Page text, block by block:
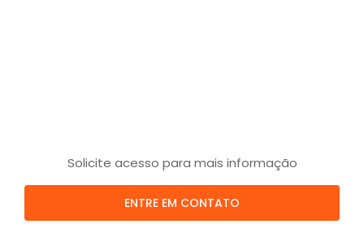
Solicite acesso para mais informação
ENTRE EM CONTATO